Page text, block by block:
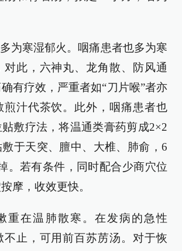
为寒湿郁火。咽痛患者也多为寒
对此，六神丸、龙角散、防风通
有疗效，严重者如“刀片喉”者亦
煎汁代茶饮。此外，咽痛患者也
敷疗法，将温通类膏药剪成2×2
于天突、膻中、大椎、肺俞，6
。若有条件，同时配合少商穴位
摩，收效更快。
重在温肺散寒。在发病的急性
不止，可用前百苏苈汤。对于恢